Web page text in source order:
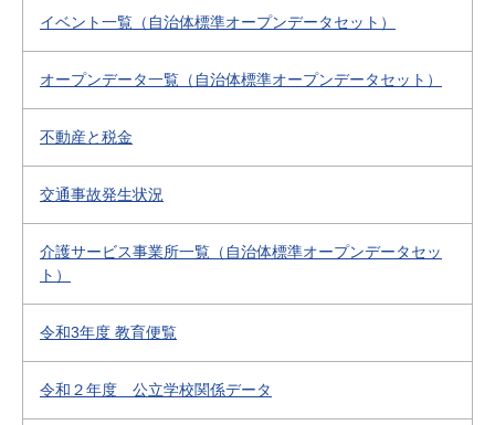
イベント一覧（自治体標準オープンデータセット）
オープンデータ一覧（自治体標準オープンデータセット）
不動産と税金
交通事故発生状況
介護サービス事業所一覧（自治体標準オープンデータセッ
ト）
令和3年度 教育便覧
令和２年度 公立学校関係データ